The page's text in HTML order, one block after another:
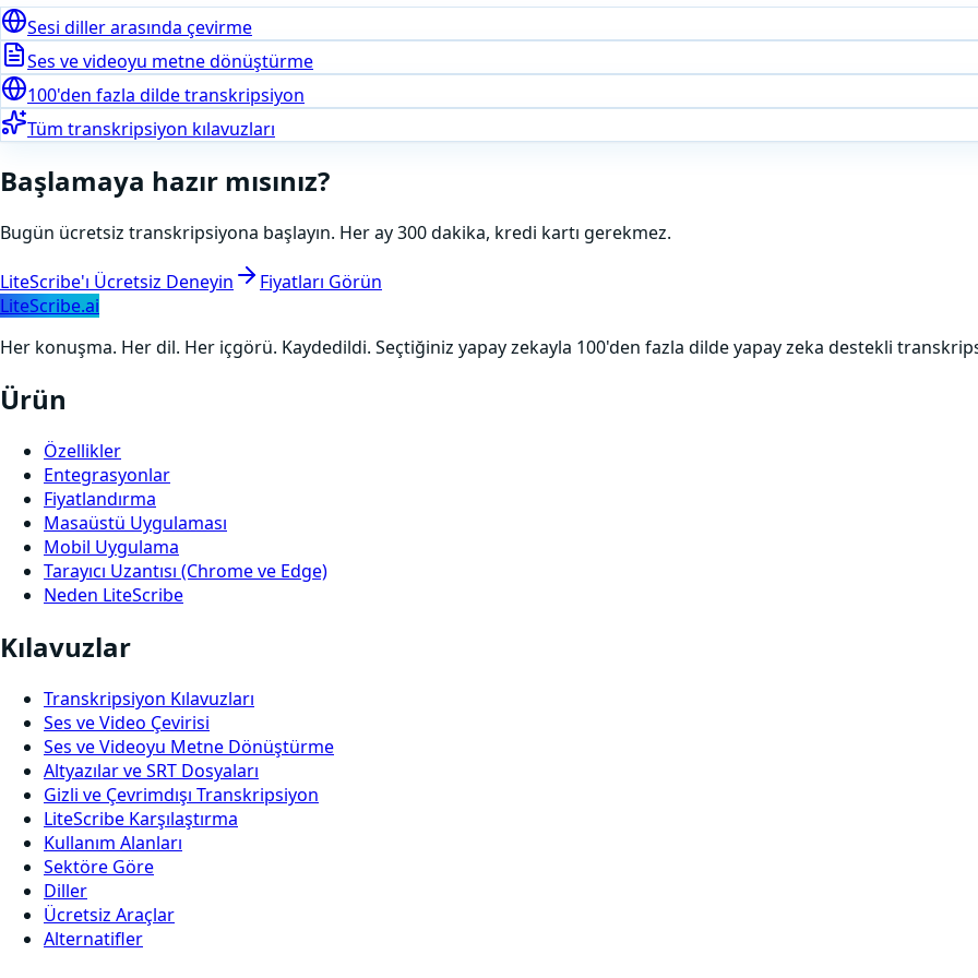
Sesi diller arasında çevirme
Ses ve videoyu metne dönüştürme
100'den fazla dilde transkripsiyon
Tüm transkripsiyon kılavuzları
Başlamaya hazır mısınız?
Bugün ücretsiz transkripsiyona başlayın. Her ay 300 dakika, kredi kartı gerekmez.
LiteScribe'ı Ücretsiz Deneyin
Fiyatları Görün
LiteScribe.ai
Her konuşma. Her dil. Her içgörü. Kaydedildi. Seçtiğiniz yapay zekayla 100'den fazla dilde yapay zeka destekli
Ürün
Özellikler
Entegrasyonlar
Fiyatlandırma
Masaüstü Uygulaması
Mobil Uygulama
Tarayıcı Uzantısı (Chrome ve Edge)
Neden LiteScribe
Kılavuzlar
Transkripsiyon Kılavuzları
Ses ve Video Çevirisi
Ses ve Videoyu Metne Dönüştürme
Altyazılar ve SRT Dosyaları
Gizli ve Çevrimdışı Transkripsiyon
LiteScribe Karşılaştırma
Kullanım Alanları
Sektöre Göre
Diller
Ücretsiz Araçlar
Alternatifler